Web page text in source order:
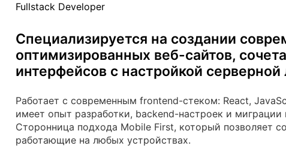
Fullstack Developer
Специализируется на создании
оптимизированных веб-сайтов,
интерфейсов с настройкой серверной
Работает с современным frontend-стеком: React,
имеет опыт разработки, backend-настроек и миграции
Сторонница подхода Mobile First, который позволяет
работающие на любых устройствах.